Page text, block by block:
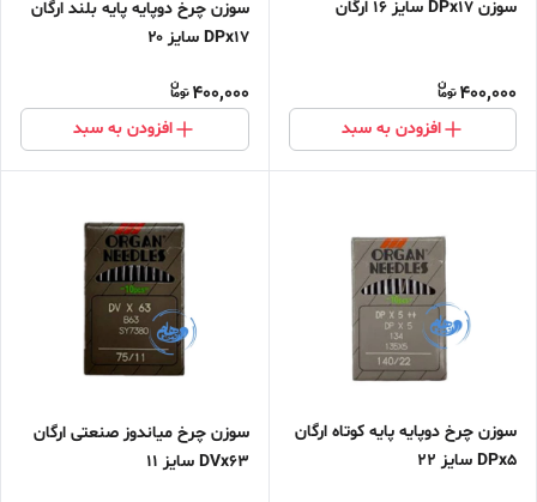
سوزن DPx17 سایز 16 ارگان
400,000
افزودن به سبد
سوزن چرخ دوپایه پایه بلند ارگان
DPx17 سایز ۲۰
400,000
افزودن به سبد
سوزن چرخ دوپایه پایه کوتاه ارگان
DPx5 سایز ۲۲
سوزن چرخ میاندوز صنعتی ارگان
DVx63 سایز ۱۱